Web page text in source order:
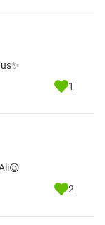
1
2